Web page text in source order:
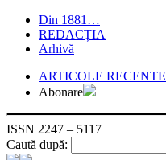
Din 1881…
REDACȚIA
Arhivă
ARTICOLE RECENTE
Abonare
ISSN 2247 – 5117
Caută după: